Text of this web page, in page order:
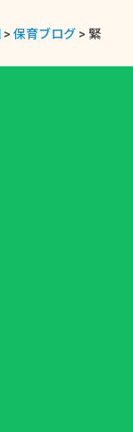
> 保育ブログ > 緊